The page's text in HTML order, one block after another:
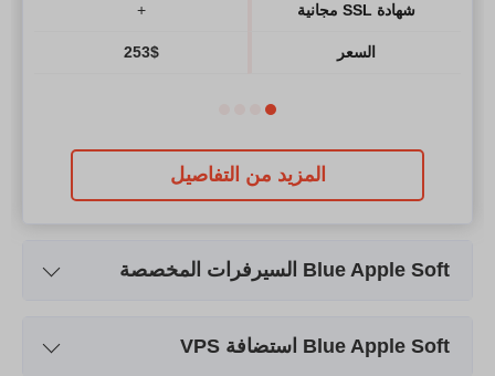
شهادة SSL مجانية
السعر
+
$
253
المزيد من التفاصيل
Blue Apple Soft السيرفرات المخصصة
التخزين
Blue Apple Soft استضافة VPS